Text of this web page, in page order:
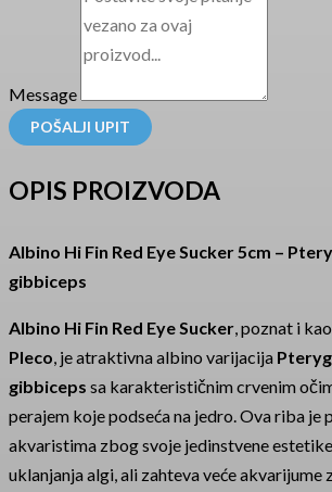
Message
POŠALJI UPIT
OPIS PROIZVODA
Albino Hi Fin Red Eye Sucker 5cm –
gibbiceps
Albino Hi Fin Red Eye Sucker, poznat i kao
Pleco, je atraktivna albino varijacija
gibbiceps sa karakterističnim crvenim
perajem koje podseća na jedro. Ova riba je
akvaristima zbog svoje jedinstvene
uklanjanja algi, ali zahteva veće akvarijume